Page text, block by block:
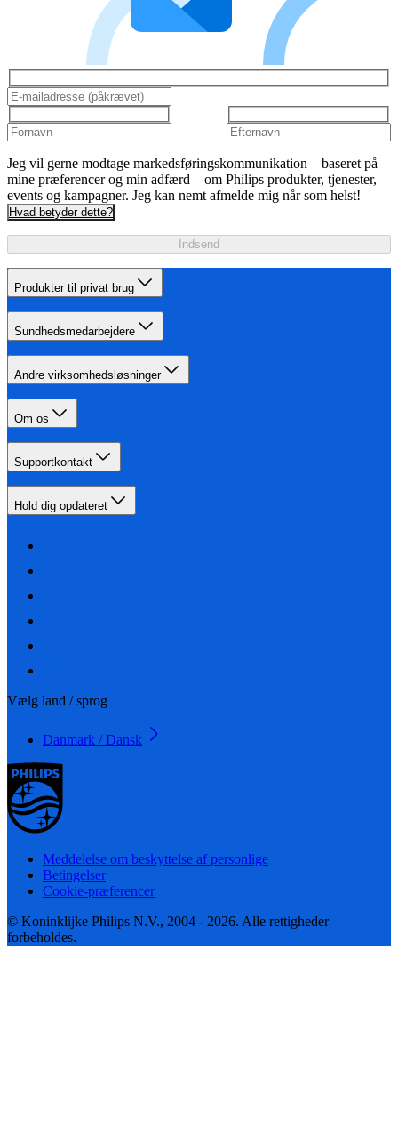
Jeg vil gerne modtage markedsføringskommunikation – baseret på
mine præferencer og min adfærd – om Philips produkter, tjenester,
events og kampagner. Jeg kan nemt afmelde mig når som helst!
Hvad betyder dette?
Indsend
Produkter til privat brug
Sundhedsmedarbejdere
Andre virksomhedsløsninger
Om os
Supportkontakt
Hold dig opdateret
Vælg land / sprog
Danmark / Dansk
Meddelelse om beskyttelse af personlige
Betingelser
Cookie-præferencer
© Koninklijke Philips N.V., 2004 - 2026. Alle rettigheder
forbeholdes.